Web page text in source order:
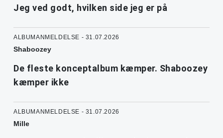
Jeg ved godt, hvilken side jeg er på
ALBUMANMELDELSE - 31.07.2026
Shaboozey
De fleste konceptalbum kæmper. Shaboozey
kæmper ikke
ALBUMANMELDELSE - 31.07.2026
Mille